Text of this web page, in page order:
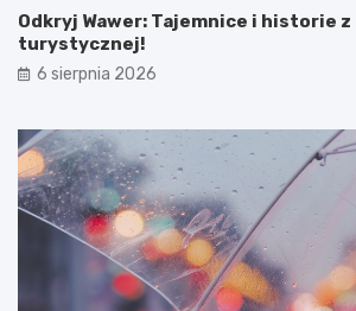
Odkryj Wawer: Tajemnice i historie
turystycznej!
6 sierpnia 2026